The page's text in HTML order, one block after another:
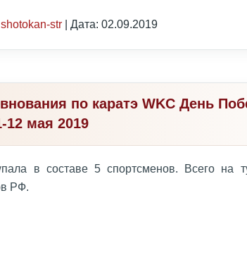
shotokan-str | Дата: 02.09.2019
по каратэ WKC День
12 мая 2019
в составе 5 спортсменов. Всего на
РФ.